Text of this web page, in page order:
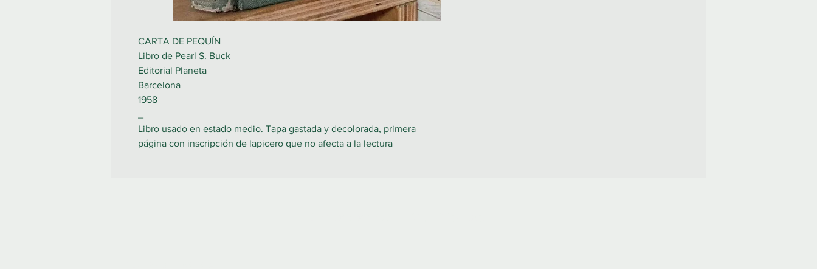
CARTA DE PEQUÍN
Libro de Pearl S. Buck
Editorial Planeta
Barcelona
1958
Libro usado en estado medio. Tapa gastada y decolorada, primera
página con inscripción de lapicero que no afecta a la lectura